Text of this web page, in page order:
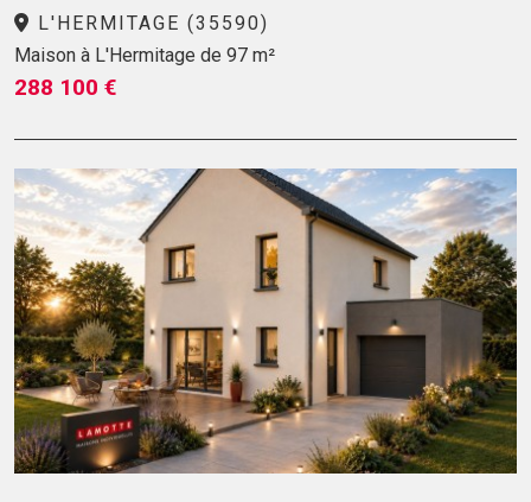
L'HERMITAGE (35590)
Maison à L'Hermitage de 97 m²
288 100 €